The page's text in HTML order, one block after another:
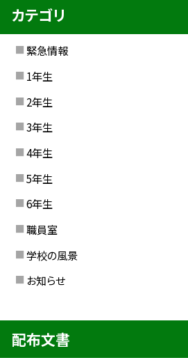
カテゴリ
緊急情報
1年生
2年生
3年生
4年生
5年生
6年生
職員室
学校の風景
お知らせ
配布文書